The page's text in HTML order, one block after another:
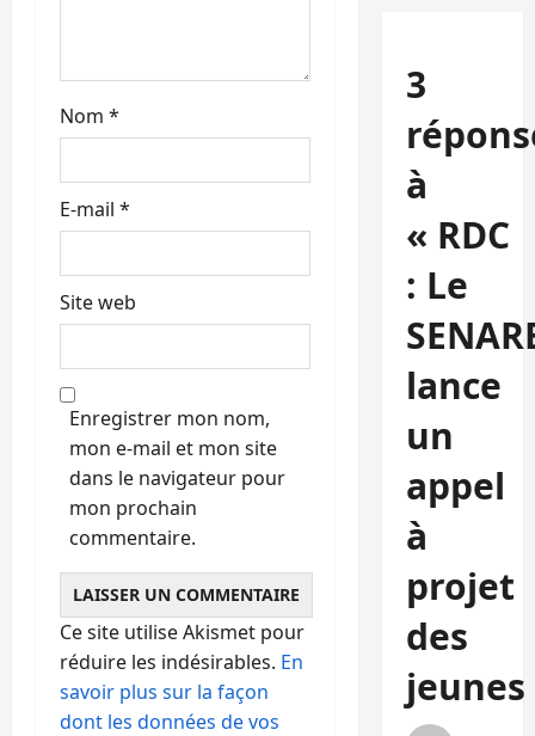
Nom *
E-mail *
Site web
Enregistrer mon nom,
mon e-mail et mon site
dans le navigateur pour
mon prochain
commentaire.
Ce site utilise Akismet pour
réduire les indésirables. En
savoir plus sur la façon
dont les données de vos
3
à
« RDC
: Le
lance
un
appel
à
projet
des
jeunes